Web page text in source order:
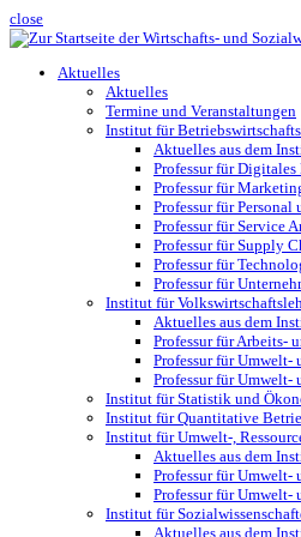
close
Aktuelles
Aktuelles
Termine und Veranstaltungen
Institut für
Aktuelles aus dem
Professur für
Professur für
Professur für
Professur für Service
Professur für Supply
Professur für
Professur für
Institut für
Aktuelles aus dem
Professur für Arbeits-
Professur für
Professur für Umwelt-
Institut für Statistik und
Institut für Quantitative
Institut für Umwelt-,
Aktuelles aus dem
Professur für
Professur für Umwelt-
Institut für
Aktuelles aus dem